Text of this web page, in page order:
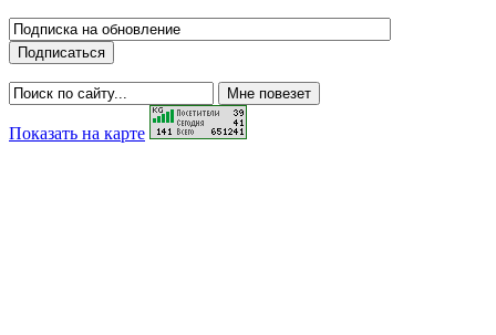
Показать на карте